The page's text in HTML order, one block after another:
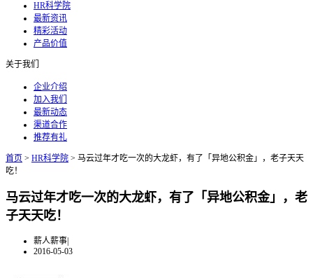
HR科学院
最新资讯
精彩活动
产品价值
关于我们
企业介绍
加入我们
最新动态
渠道合作
推荐有礼
首页 > HR科学院 > 马云过年才吃一次的大龙虾，有了「异地公积金」，老子天天
吃！
马云过年才吃一次的大龙虾，有了「异地公积金」，老
子天天吃！
薪人薪事|
2016-05-03